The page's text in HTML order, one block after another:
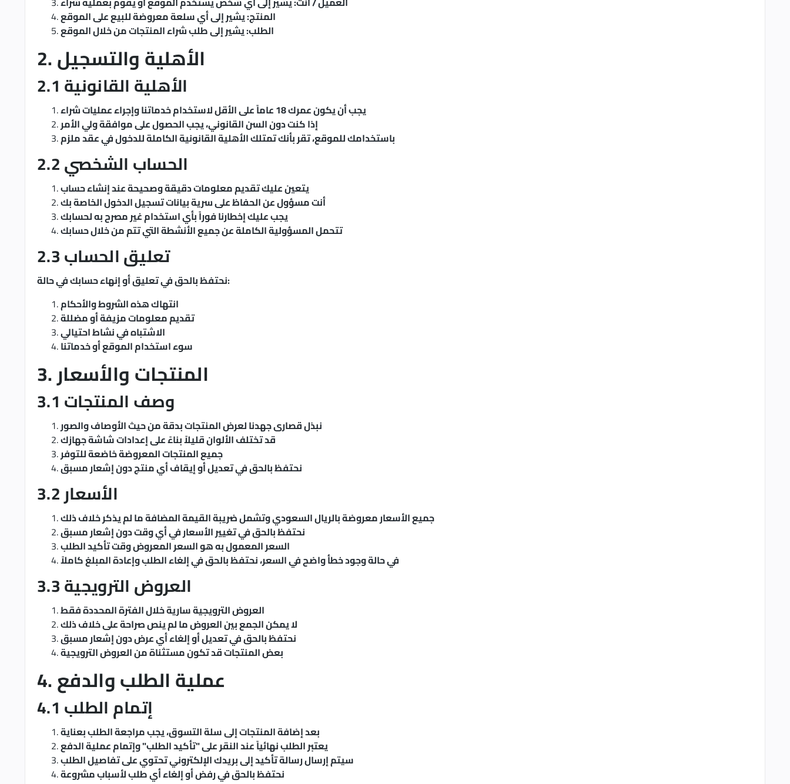
المنتج: يشير إلى أي سلعة معروضة للبيع على الموقع
الطلب: يشير إلى طلب شراء المنتجات من خلال الموقع
2. الأهلية والتسجيل
2.1 الأهلية القانونية
يجب أن يكون عمرك 18 عاماً على الأقل لاستخدام خدماتنا وإجراء عمليات شراء
إذا كنت دون السن القانوني، يجب الحصول على موافقة ولي الأمر
باستخدامك للموقع، تقر بأنك تمتلك الأهلية القانونية الكاملة للدخول في عقد ملزم
2.2 الحساب الشخصي
يتعين عليك تقديم معلومات دقيقة وصحيحة عند إنشاء حساب
أنت مسؤول عن الحفاظ على سرية بيانات تسجيل الدخول الخاصة بك
يجب عليك إخطارنا فوراً بأي استخدام غير مصرح به لحسابك
تتحمل المسؤولية الكاملة عن جميع الأنشطة التي تتم من خلال حسابك
2.3 تعليق الحساب
نحتفظ بالحق في تعليق أو إنهاء حسابك في حالة:
انتهاك هذه الشروط والأحكام
تقديم معلومات مزيفة أو مضللة
الاشتباه في نشاط احتيالي
سوء استخدام الموقع أو خدماتنا
3. المنتجات والأسعار
3.1 وصف المنتجات
نبذل قصارى جهدنا لعرض المنتجات بدقة من حيث الأوصاف والصور
قد تختلف الألوان قليلاً بناءً على إعدادات شاشة جهازك
جميع المنتجات المعروضة خاضعة للتوفر
نحتفظ بالحق في تعديل أو إيقاف أي منتج دون إشعار مسبق
3.2 الأسعار
جميع الأسعار معروضة بالريال السعودي وتشمل ضريبة القيمة المضافة ما لم يذكر خلاف ذلك
نحتفظ بالحق في تغيير الأسعار في أي وقت دون إشعار مسبق
السعر المعمول به هو السعر المعروض وقت تأكيد الطلب
في حالة وجود خطأ واضح في السعر، نحتفظ بالحق في إلغاء الطلب وإعادة المبلغ كاملاً
3.3 العروض الترويجية
العروض الترويجية سارية خلال الفترة المحددة فقط
لا يمكن الجمع بين العروض ما لم ينص صراحة على خلاف ذلك
نحتفظ بالحق في تعديل أو إلغاء أي عرض دون إشعار مسبق
بعض المنتجات قد تكون مستثناة من العروض الترويجية
4. عملية الطلب والدفع
4.1 إتمام الطلب
بعد إضافة المنتجات إلى سلة التسوق، يجب مراجعة الطلب بعناية
يعتبر الطلب نهائياً عند النقر على "تأكيد الطلب" وإتمام عملية الدفع
سيتم إرسال رسالة تأكيد إلى بريدك الإلكتروني تحتوي على تفاصيل الطلب
نحتفظ بالحق في رفض أو إلغاء أي طلب لأسباب مشروعة